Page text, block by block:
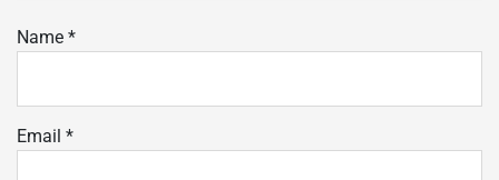
Name *
Email *